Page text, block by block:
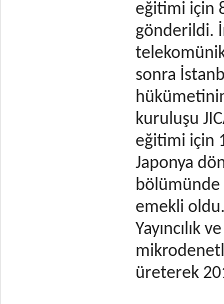
eğitimi için
gönderildi.
sonra
kuruluşu
eğitimi için
Japonya
bölümünde
emekli
Yayıncılık
üreterek